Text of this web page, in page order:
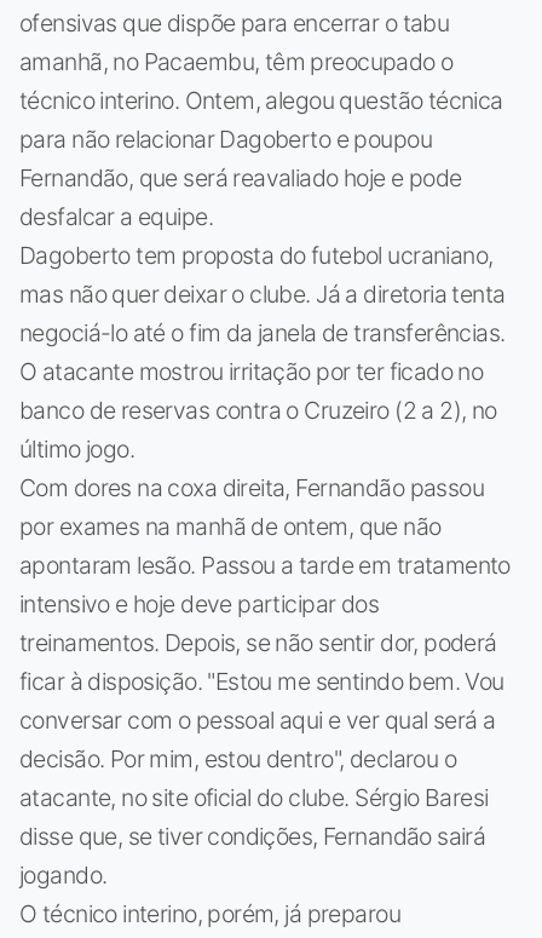
ofensivas que dispõe para encerrar o tabu
amanhã, no Pacaembu, têm preocupado o
técnico interino. Ontem, alegou questão técnica
para não relacionar Dagoberto e poupou
Fernandão, que será reavaliado hoje e pode
desfalcar a equipe.
Dagoberto tem proposta do futebol ucraniano,
mas não quer deixar o clube. Já a diretoria tenta
negociá-lo até o fim da janela de transferências.
O atacante mostrou irritação por ter ficado no
banco de reservas contra o Cruzeiro (2 a 2), no
último jogo.
Com dores na coxa direita, Fernandão passou
por exames na manhã de ontem, que não
apontaram lesão. Passou a tarde em tratamento
intensivo e hoje deve participar dos
treinamentos. Depois, se não sentir dor, poderá
ficar à disposição. "Estou me sentindo bem. Vou
conversar com o pessoal aqui e ver qual será a
decisão. Por mim, estou dentro", declarou o
atacante, no site oficial do clube. Sérgio Baresi
disse que, se tiver condições, Fernandão sairá
jogando.
O técnico interino, porém, já preparou